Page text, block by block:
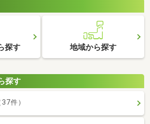
探す 地域から探す
探す
37件）